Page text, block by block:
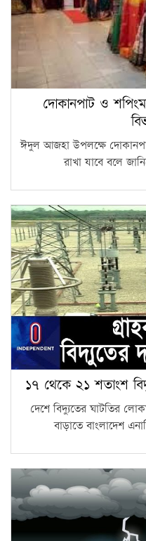
দোকানপাট ও
ঈদুল আজহা উপলক্ষে
রাখা যাবে বলে
১৭ থেকে ২১ শতাংশ
দেশে বিদ্যুতের ঘাটতির
বাড়াতে বাংলাদেশ